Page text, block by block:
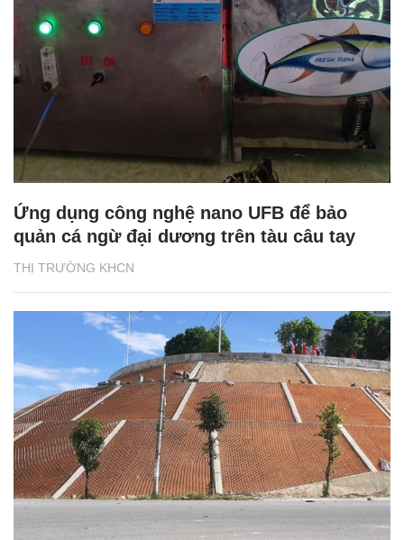
THỊ TRƯỜNG KHCN
Ứng dụng công nghệ nano UFB để bảo
quản cá ngừ đại dương trên tàu câu tay